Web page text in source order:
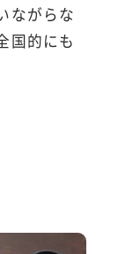
ながらな
国的にも